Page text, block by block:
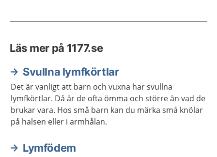
Läs mer på 1177.se
Svullna lymfkörtlar
Det är vanligt att barn och vuxna har svullna
lymfkörtlar. Då är de ofta ömma och större än vad de
brukar vara. Hos små barn kan du märka små knölar
på halsen eller i armhålan.
Lymfödem